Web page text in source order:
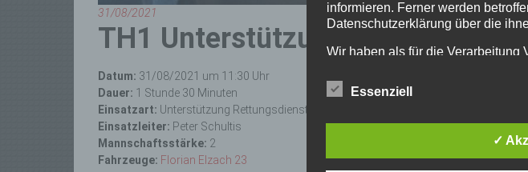
31/08/2021
TH1 Unterstützung
Datum: 31/08/2021 um 11:30 Uhr
Dauer: 1 Stunde 30 Minuten
Einsatzart: Unterstützung Rettungsdienst
Einsatzleiter: Peter Schultis
Mannschaftsstärke: 2
Fahrzeuge: Florian Elzach 23
informieren. Ferner werden
Datenschutzerklärung über die
Wir haben als für die Verarbeitung
lückenlosen Schutz der über diese
personenbezogenen Daten
Aus diesem Grund steht es jeder
Essenziell
✓